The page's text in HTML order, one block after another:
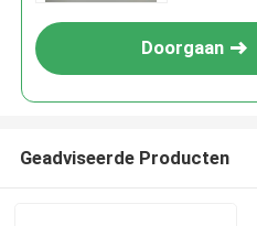
Doorgaan
Geadviseerde Producten